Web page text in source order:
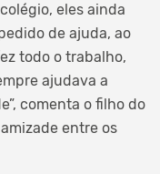
eles ainda
de ajuda, ao
todo o trabalho,
ajudava a
comenta o filho do
entre os